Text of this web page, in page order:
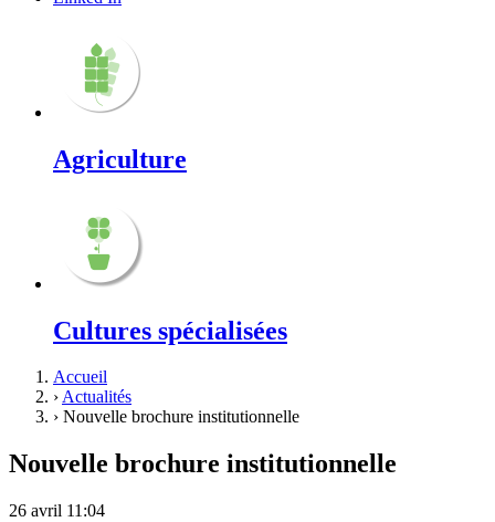
Agriculture
Cultures spécialisées
Accueil
›Actualités
› Nouvelle brochure institutionnelle
Nouvelle brochure institutionnelle
26 avril 11:04